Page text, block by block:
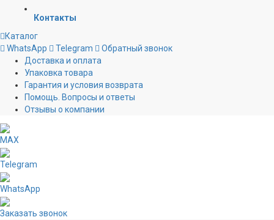
Контакты
Каталог
WhatsApp
Telegram
Обратный звонок
Доставка и оплата
Упаковка товара
Гарантия и условия возврата
Помощь. Вопросы и ответы
Отзывы о компании
MAX
Telegram
WhatsApp
Заказать звонок